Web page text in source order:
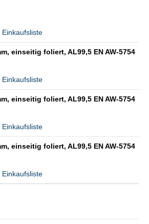
Einkaufsliste
einseitig foliert, AL99,5 EN AW-5754
Einkaufsliste
einseitig foliert, AL99,5 EN AW-5754
Einkaufsliste
einseitig foliert, AL99,5 EN AW-5754
Einkaufsliste